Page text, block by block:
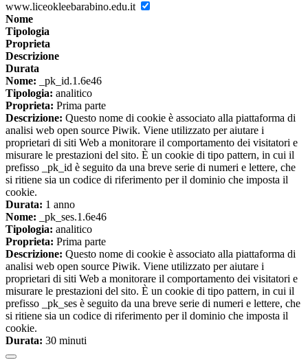
www.liceokleebarabino.edu.it
Nome
Tipologia
Proprieta
Descrizione
Durata
Nome: _pk_id.1.6e46
Tipologia: analitico
Proprieta: Prima parte
Descrizione: Questo nome di cookie è associato alla piattaforma di
analisi web open source Piwik. Viene utilizzato per aiutare i
proprietari di siti Web a monitorare il comportamento dei visitatori e
misurare le prestazioni del sito. È un cookie di tipo pattern, in cui il
prefisso _pk_id è seguito da una breve serie di numeri e lettere, che
si ritiene sia un codice di riferimento per il dominio che imposta il
cookie.
Durata: 1 anno
Nome: _pk_ses.1.6e46
Tipologia: analitico
Proprieta: Prima parte
Descrizione: Questo nome di cookie è associato alla piattaforma di
analisi web open source Piwik. Viene utilizzato per aiutare i
proprietari di siti Web a monitorare il comportamento dei visitatori e
misurare le prestazioni del sito. È un cookie di tipo pattern, in cui il
prefisso _pk_ses è seguito da una breve serie di numeri e lettere, che
si ritiene sia un codice di riferimento per il dominio che imposta il
cookie.
Durata: 30 minuti